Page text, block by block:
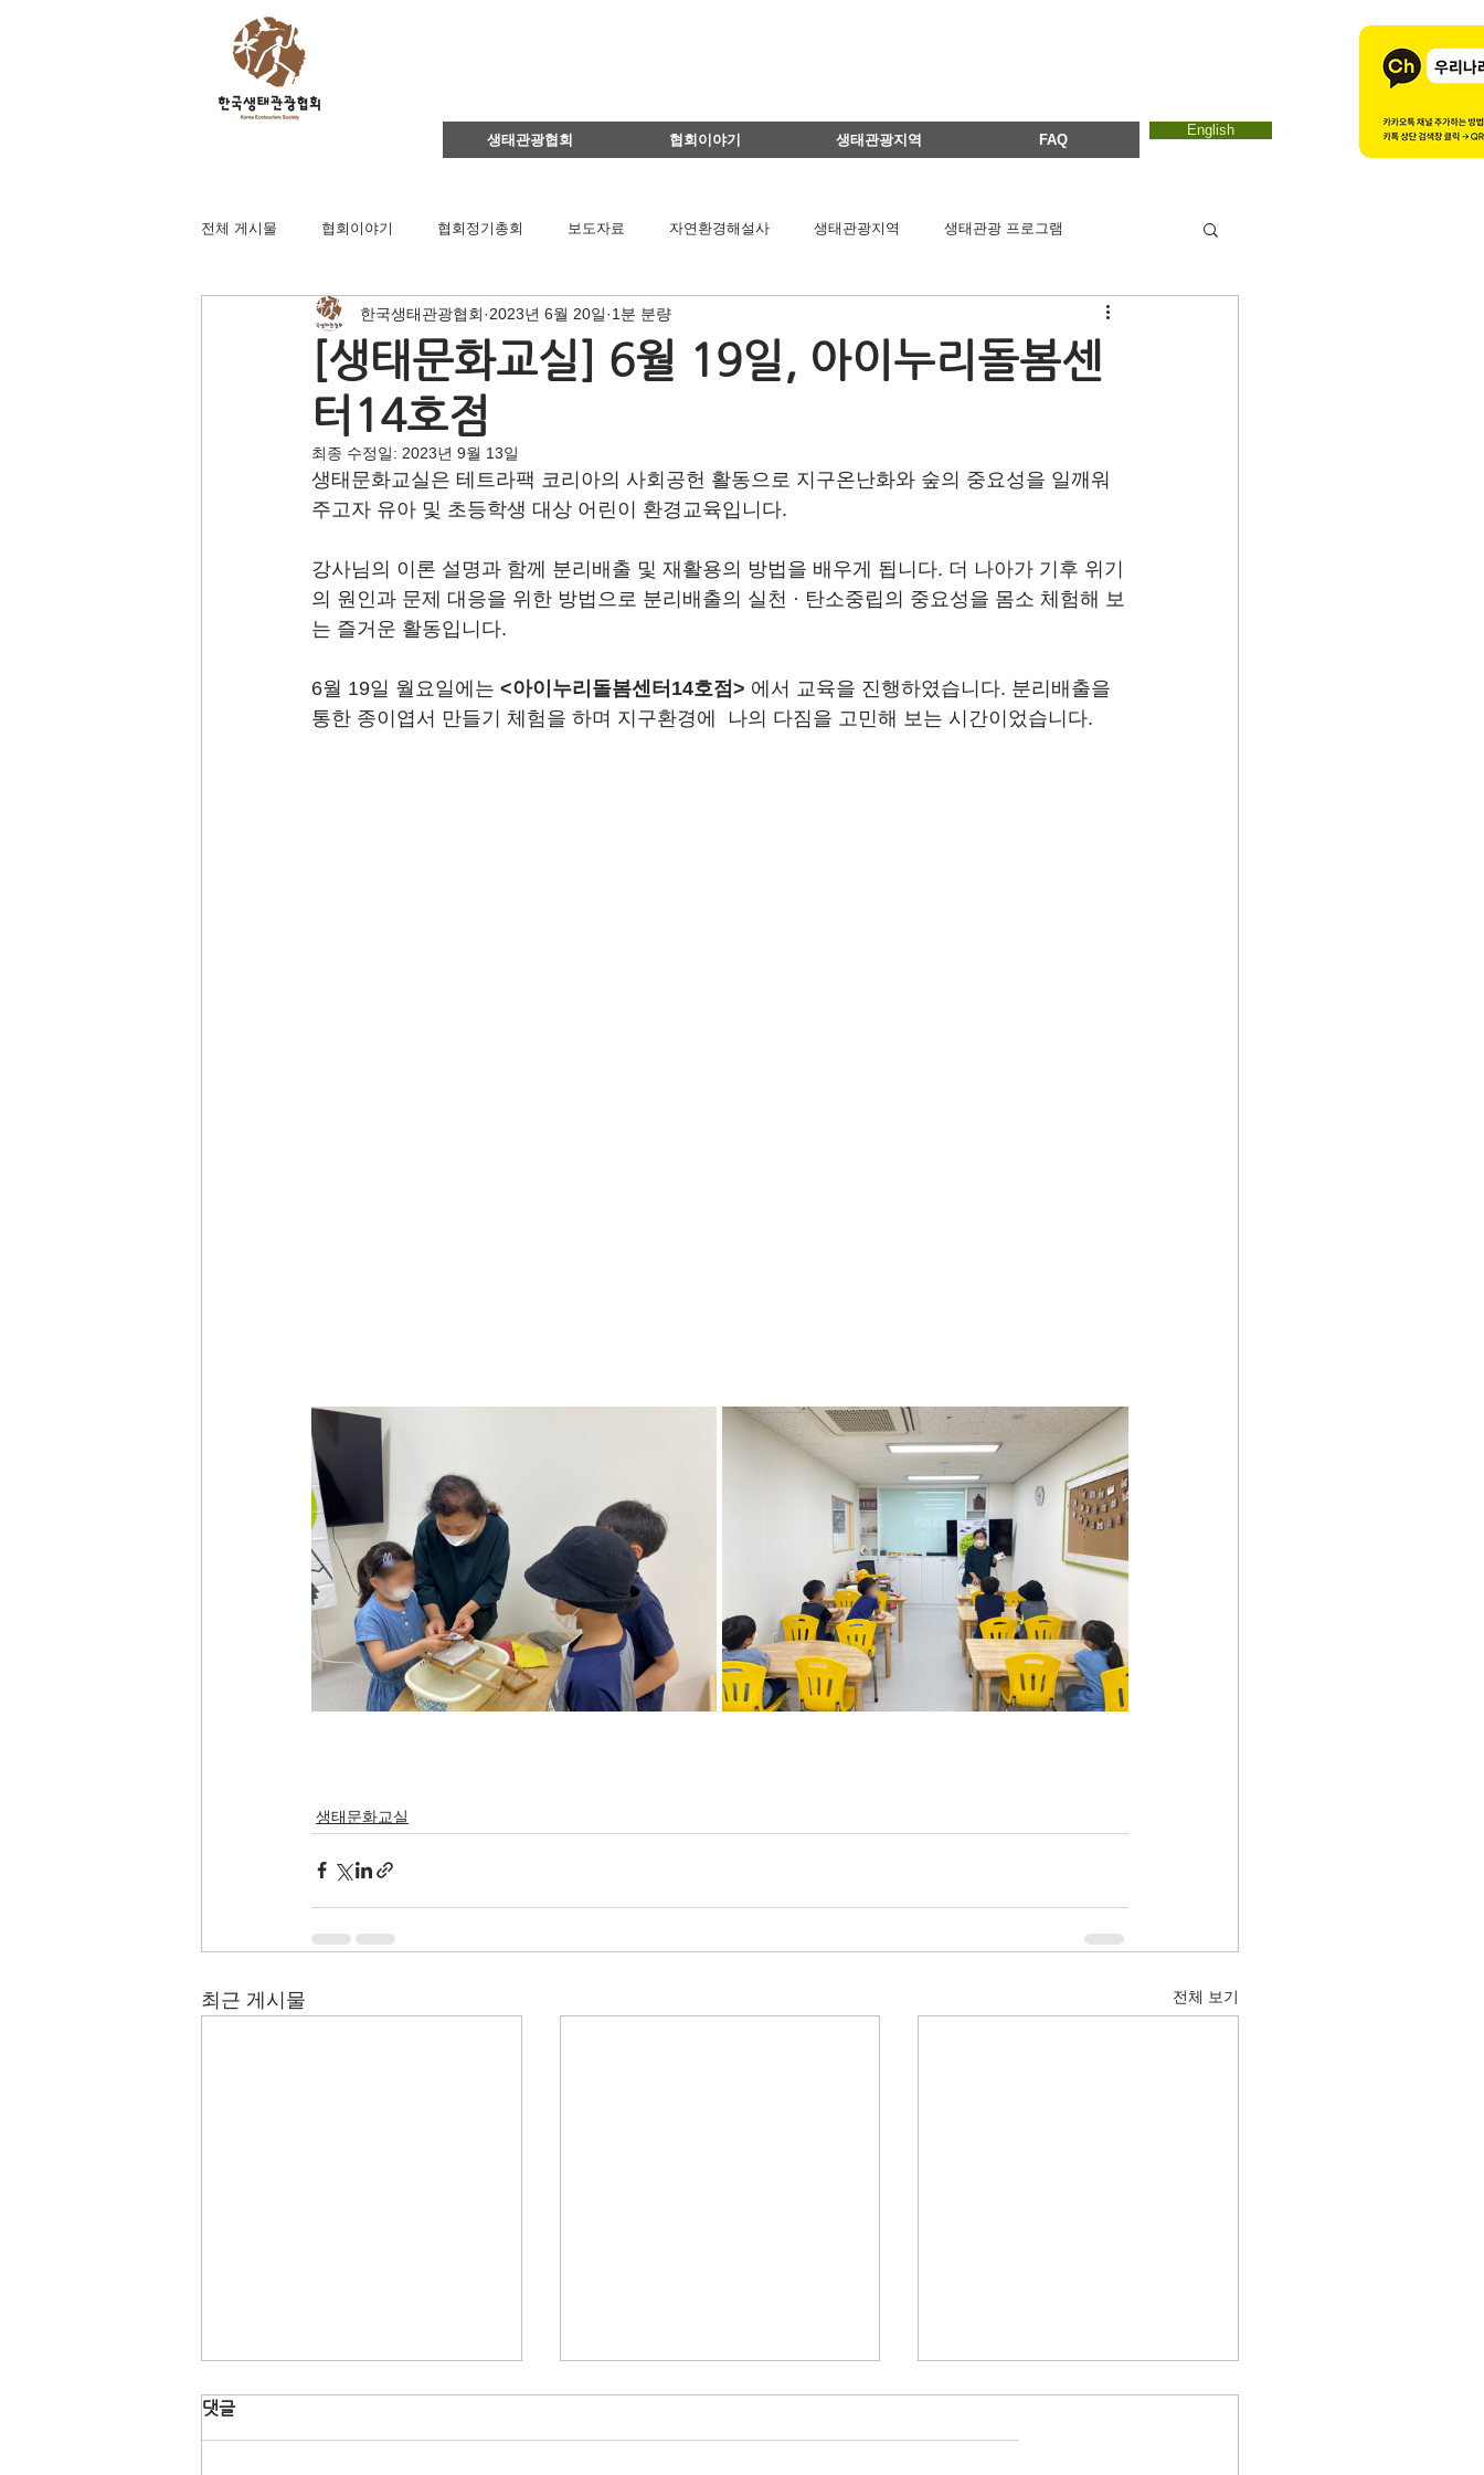
생태관광협회 협회이야기 생태관광지역 FAQ
English
전체 게시물 협회이야기 협회정기총회 보도자료 자연환경해설사 생태관광지역 생태관광 프로그램
영주댐바로알기 생태문화교실 이달의 생태관광지 에코마마
이벤트 지역컨설팅
후원회원 가입신청 공익법인결산서류
[생태문화교실] 6월 19일, 아이누리돌봄센
터14호점
한국생태관광협회 2023년 6월 20일 1분 분량
최종 수정일: 2023년 9월 13일
생태문화교실은 테트라팩 코리아의 사회공헌 활동으로 지구온난화와 숲의 중요성을 일깨워
주고자 유아 및 초등학생 대상 어린이 환경교육입니다.
강사님의 이론 설명과 함께 분리배출 및 재활용의 방법을 배우게 됩니다. 더 나아가 기후 위기
의 원인과 문제 대응을 위한 방법으로 분리배출의 실천 · 탄소중립의 중요성을 몸소 체험해 보
는 즐거운 활동입니다.
6월 19일 월요일에는 <아이누리돌봄센터14호점> 에서 교육을 진행하였습니다. 분리배출을
통한 종이엽서 만들기 체험을 하며 지구환경에  나의 다짐을 고민해 보는 시간이었습니다.
생태문화교실
최근 게시물 전체 보기
댓글